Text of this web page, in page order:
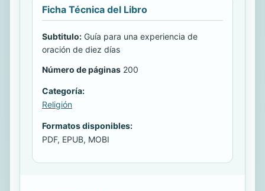
Ficha Técnica del Libro
Subtitulo: Guía para una experiencia de
oración de diez días
Número de páginas 200
Categoría:
Religión
Formatos disponibles:
PDF, EPUB, MOBI